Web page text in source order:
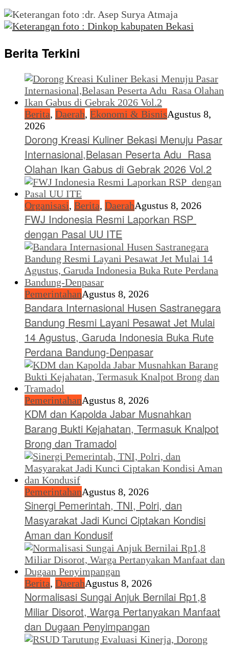
Berita Terkini
Berita, Daerah, Ekonomi & BisnisAgustus 8,
2026
Dorong Kreasi Kuliner Bekasi Menuju Pasar
Internasional,Belasan Peserta Adu Rasa
Olahan Ikan Gabus di Gebrak 2026 Vol.2
Organisasi, Berita, DaerahAgustus 8, 2026
FWJ Indonesia Resmi Laporkan RSP
dengan Pasal UU ITE
PemerintahanAgustus 8, 2026
Bandara Internasional Husen Sastranegara
Bandung Resmi Layani Pesawat Jet Mulai
14 Agustus, Garuda Indonesia Buka Rute
Perdana Bandung-Denpasar
PemerintahanAgustus 8, 2026
KDM dan Kapolda Jabar Musnahkan
Barang Bukti Kejahatan, Termasuk Knalpot
Brong dan Tramadol
PemerintahanAgustus 8, 2026
Sinergi Pemerintah, TNI, Polri, dan
Masyarakat Jadi Kunci Ciptakan Kondisi
Aman dan Kondusif
Berita, DaerahAgustus 8, 2026
Normalisasi Sungai Anjuk Bernilai Rp1,8
Miliar Disorot, Warga Pertanyakan Manfaat
dan Dugaan Penyimpangan